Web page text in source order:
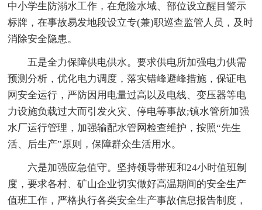
中小学生防溺水工作，在危险水域、部位设立醒目警示
标牌，在事故易发地段设立专(兼)职巡查监管人员，及时
消除安全隐患。
五是全力保障供电供水。要求供电所加强电力供需
预测分析，优化电力调度，落实错峰避峰措施，保证电
网安全运行，严防因用电量过高以及电线、变压器等电
力设施负载过大而引发火灾、停电等事故;镇水管所加强
水厂运行管理，加强输配水管网检查维护，按照“先生
活、后生产”原则，保障群众生活用水。
六是加强应急值守。坚持领导带班和24小时值班制
度，要求各村、矿山企业切实做好高温期间的安全生产
值班工作，严格执行各类安全生产事故信息报告制度，